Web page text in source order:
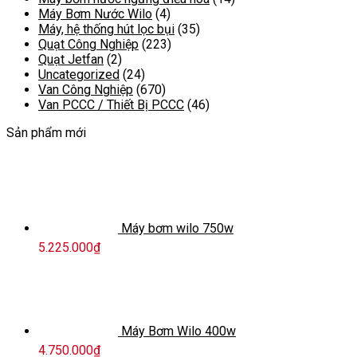
Máy Bơm Nước Wilo (4)
Máy, hệ thống hút lọc bụi (35)
Quạt Công Nghiệp (223)
Quạt Jetfan (2)
Uncategorized (24)
Van Công Nghiệp (670)
Van PCCC / Thiết Bị PCCC (46)
Sản phẩm mới
Máy bơm wilo 750w
5.225.000₫
Máy Bơm Wilo 400w
4.750.000₫